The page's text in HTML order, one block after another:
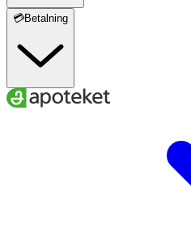
💳Betalning